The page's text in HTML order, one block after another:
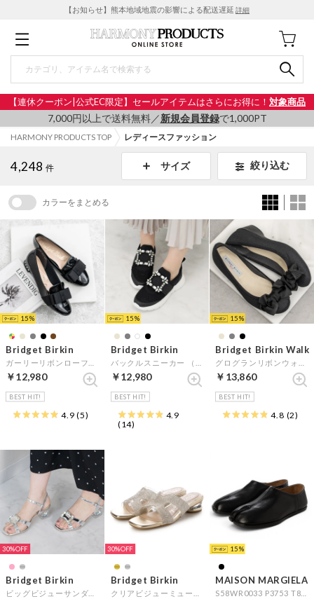
【お知らせ】熊本地域地震の影響による配送遅延 詳細
【連休クーポン|公式EC限定】セールアイテムはさらにお得に！ 対象商品
7,000円以上で送料無料／新規会員登録で1,000PT
HARMONY PRODUCTS TOP レディースファッション
4,248 件 サイズ 絞り込む
カラーをまとめる
15
Bridget Birkin
￥12,980
BEST HIT!
4.9 (5)
15
Bridget Birkin
￥12,980
BEST HIT!
4.9
(14)
15
Bridget Birkin Walk
￥13,860
BEST HIT!
4.8 (2)
30%
Bridget Birkin
30%
Bridget Birkin
15
MAISON MARGIELA